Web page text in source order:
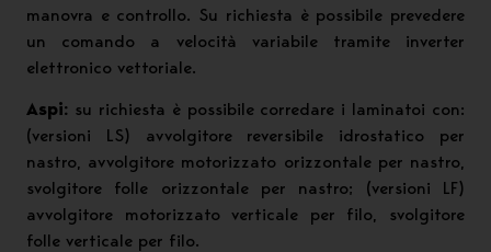
manovra e controllo. Su richiesta è possibile prevedere
un comando a velocità variabile tramite inverter
elettronico vettoriale.
Aspi: su richiesta è possibile corredare i laminatoi con:
(versioni LS) avvolgitore reversibile idrostatico per
nastro, avvolgitore motorizzato orizzontale per nastro,
svolgitore folle orizzontale per nastro; (versioni LF)
avvolgitore motorizzato verticale per filo, svolgitore
folle verticale per filo.